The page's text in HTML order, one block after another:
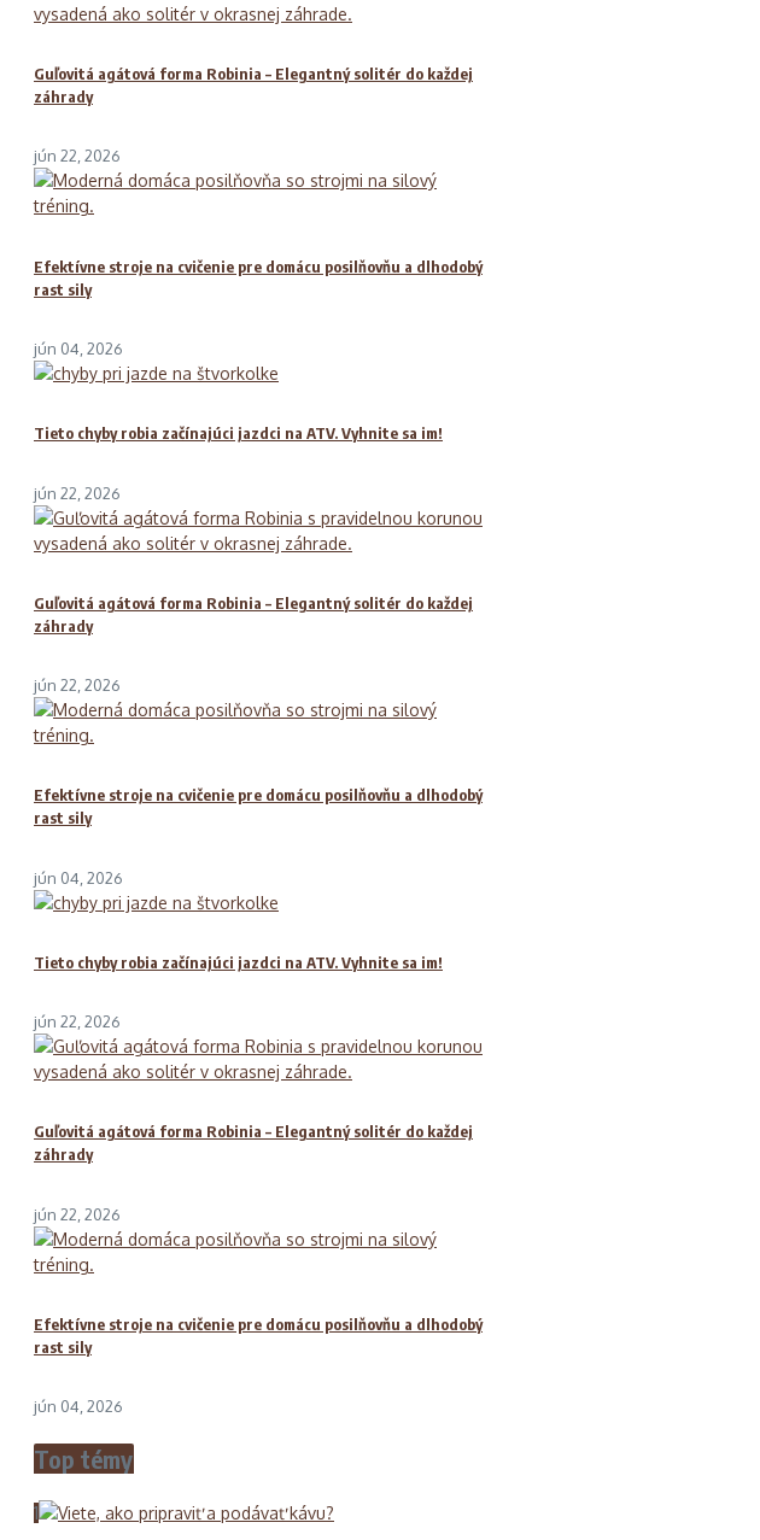
Guľovitá agátová forma Robinia – Elegantný solitér do každej
záhrady
jún 22, 2026
Efektívne stroje na cvičenie pre domácu posilňovňu a dlhodobý
rast sily
jún 04, 2026
Tieto chyby robia začínajúci jazdci na ATV. Vyhnite sa im!
jún 22, 2026
Guľovitá agátová forma Robinia – Elegantný solitér do každej
záhrady
jún 22, 2026
Efektívne stroje na cvičenie pre domácu posilňovňu a dlhodobý
rast sily
jún 04, 2026
Tieto chyby robia začínajúci jazdci na ATV. Vyhnite sa im!
jún 22, 2026
Guľovitá agátová forma Robinia – Elegantný solitér do každej
záhrady
jún 22, 2026
Efektívne stroje na cvičenie pre domácu posilňovňu a dlhodobý
rast sily
jún 04, 2026
Top témy
1